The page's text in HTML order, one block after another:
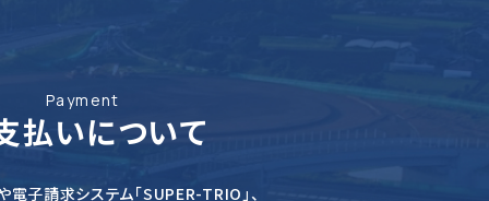
Payment
払いについて
子請求システム「SUPER-TRIO」、